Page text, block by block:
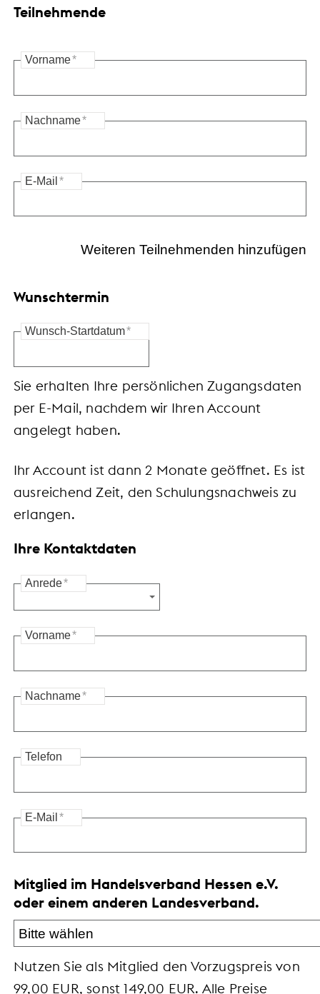
Teilnehmende
Vorname*
Nachname*
E-Mail *
Weiteren Teilnehmenden hinzufügen
Wunschtermin
Wunsch-Startdatum*
Sie erhalten Ihre persönlichen Zugangsdaten
per E-Mail, nachdem wir Ihren Account
angelegt haben.
Ihr Account ist dann 2 Monate geöffnet. Es ist
ausreichend Zeit, den Schulungsnachweis zu
erlangen.
Ihre Kontaktdaten
Anrede*
Vorname*
Nachname*
Telefon
E-Mail *
Mitglied im Handelsverband Hessen e.V.
oder einem anderen Landesverband.
Nutzen Sie als Mitglied den Vorzugspreis von
99,00 EUR, sonst 149,00 EUR. Alle Preise